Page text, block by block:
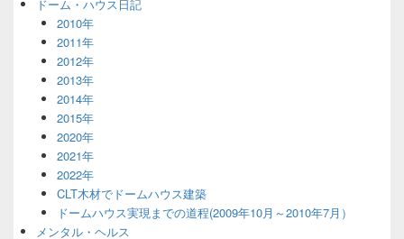
ドーム・ハウス日記
2010年
2011年
2012年
2013年
2014年
2015年
2020年
2021年
2022年
CLT木材でドームハウス建築
ドームハウス実現までの道程(2009年10月～2010年7月）
メンタル・ヘルス